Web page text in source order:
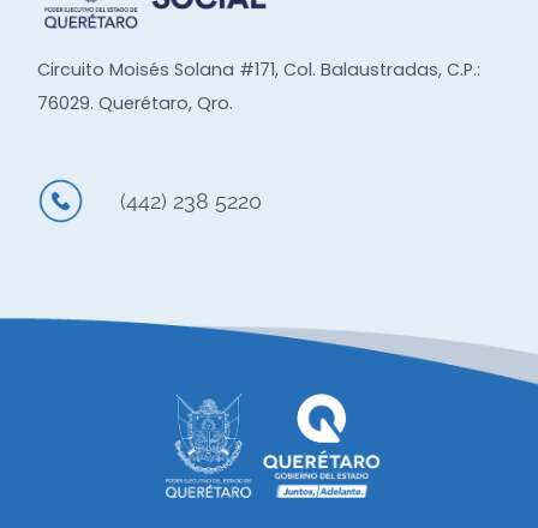
Circuito Moisés Solana #171, Col. Balaustradas, C.P.:
76029. Querétaro, Qro.
(442) 238 5220